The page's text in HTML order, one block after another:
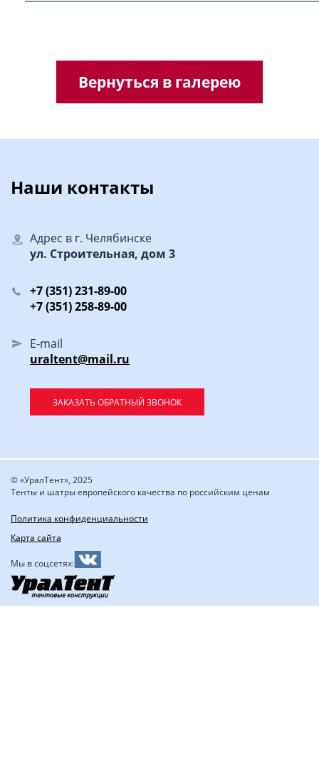
Вернуться в галерею
Наши контакты
Адрес в г. Челябинске
ул. Строительная, дом 3
+7 (351) 231-89-00
+7 (351) 258-89-00
E-mail
uraltent@mail.ru
ЗАКАЗАТЬ ОБРАТНЫЙ ЗВОНОК
© «УралТент», 2025
Тенты и шатры европейского качества по российским ценам
Политика конфиденциальности
Карта сайта
Мы в соцсетях: